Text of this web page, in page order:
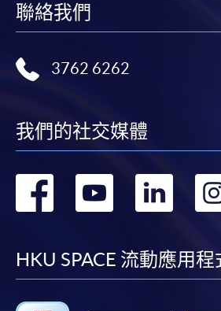
聯絡我們
3762 6262
我們的社交媒體
轉
facebook
轉 轉
HKU SPACE 流動應用程